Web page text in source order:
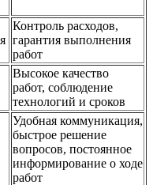
Контроль расходов,
гарантия выполнения
работ
Высокое качество
работ, соблюдение
технологий и сроков
Удобная коммуникация,
быстрое решение
вопросов, постоянное
информирование о ходе
работ